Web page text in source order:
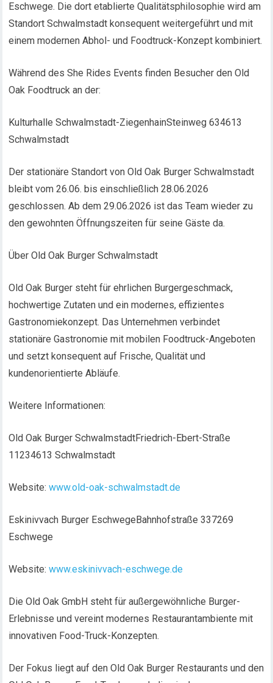
Eschwege. Die dort etablierte Qualitätsphilosophie wird am
Standort Schwalmstadt konsequent weitergeführt und mit
einem modernen Abhol- und Foodtruck-Konzept kombiniert.
Während des She Rides Events finden Besucher den Old
Oak Foodtruck an der:
Kulturhalle Schwalmstadt-ZiegenhainSteinweg 634613
Schwalmstadt
Der stationäre Standort von Old Oak Burger Schwalmstadt
bleibt vom 26.06. bis einschließlich 28.06.2026
geschlossen. Ab dem 29.06.2026 ist das Team wieder zu
den gewohnten Öffnungszeiten für seine Gäste da.
Über Old Oak Burger Schwalmstadt
Old Oak Burger steht für ehrlichen Burgergeschmack,
hochwertige Zutaten und ein modernes, effizientes
Gastronomiekonzept. Das Unternehmen verbindet
stationäre Gastronomie mit mobilen Foodtruck-Angeboten
und setzt konsequent auf Frische, Qualität und
kundenorientierte Abläufe.
Weitere Informationen:
Old Oak Burger SchwalmstadtFriedrich-Ebert-Straße
11234613 Schwalmstadt
Website:www.old-oak-schwalmstadt.de
Eskinivvach Burger EschwegeBahnhofstraße 337269
Eschwege
Website:www.eskinivvach-eschwege.de
Die Old Oak GmbH steht für außergewöhnliche Burger-
Erlebnisse und vereint modernes Restaurantambiente mit
innovativen Food-Truck-Konzepten.
Der Fokus liegt auf den Old Oak Burger Restaurants und den